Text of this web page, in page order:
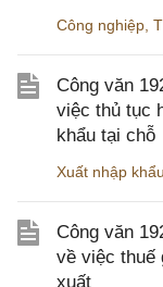
Công nghiệp
Công văn
việc thủ tục
khẩu tại chỗ
Xuất nhập khẩu
Công văn
về việc thuế
xuất